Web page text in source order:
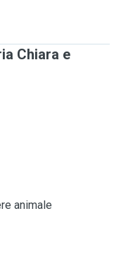
Chiara e
animale